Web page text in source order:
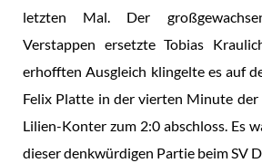
letzten Mal. Der
Verstappen ersetzte Tobias
erhofften Ausgleich klingelte es auf
Felix Platte in der vierten Minute der
Lilien-Konter zum 2:0 abschloss. Es
dieser denkwürdigen Partie beim SV